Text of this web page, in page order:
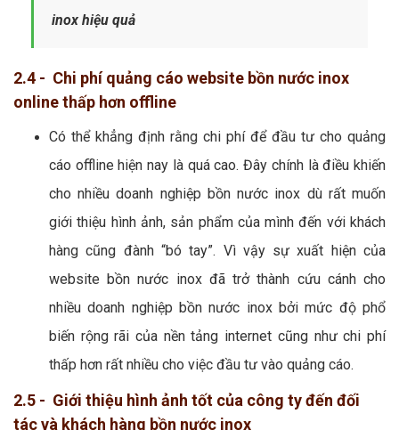
inox hiệu quả
2.4 - Chi phí quảng cáo website bồn nước inox
online thấp hơn offline
Có thể khẳng định rằng chi phí để đầu tư cho quảng
cáo offline hiện nay là quá cao. Đây chính là điều khiến
cho nhiều doanh nghiệp bồn nước inox dù rất muốn
giới thiệu hình ảnh, sản phẩm của mình đến với khách
hàng cũng đành “bó tay”. Vì vậy sự xuất hiện của
website bồn nước inox đã trở thành cứu cánh cho
nhiều doanh nghiệp bồn nước inox bởi mức độ phổ
biến rộng rãi của nền tảng internet cũng như chi phí
thấp hơn rất nhiều cho việc đầu tư vào quảng cáo.
2.5 - Giới thiệu hình ảnh tốt của công ty đến đối
tác và khách hàng bồn nước inox